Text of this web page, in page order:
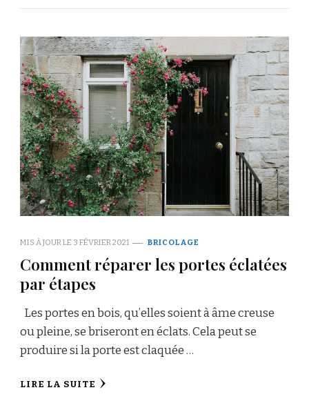
MIS À JOUR LE 3 FÉVRIER 2021 BRICOLAGE
Comment réparer les portes éclatées
par étapes
Les portes en bois, qu’elles soient à âme creuse
ou pleine, se briseront en éclats. Cela peut se
produire si la porte est claquée …
LIRE LA SUITE